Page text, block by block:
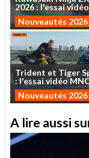
2026: l'essaividéo
Nouveautés 2026
Trident et Tiger
: l'essaividéo
Nouveautés 2026
A lire aussi